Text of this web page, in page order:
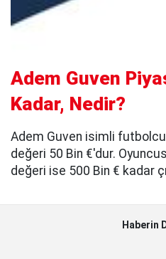
Adem Guven
Kadar, Nedir?
Adem Guven isimli
değeri 50 Bin €'dur.
değeri ise 500 Bin € kadar
Haberin